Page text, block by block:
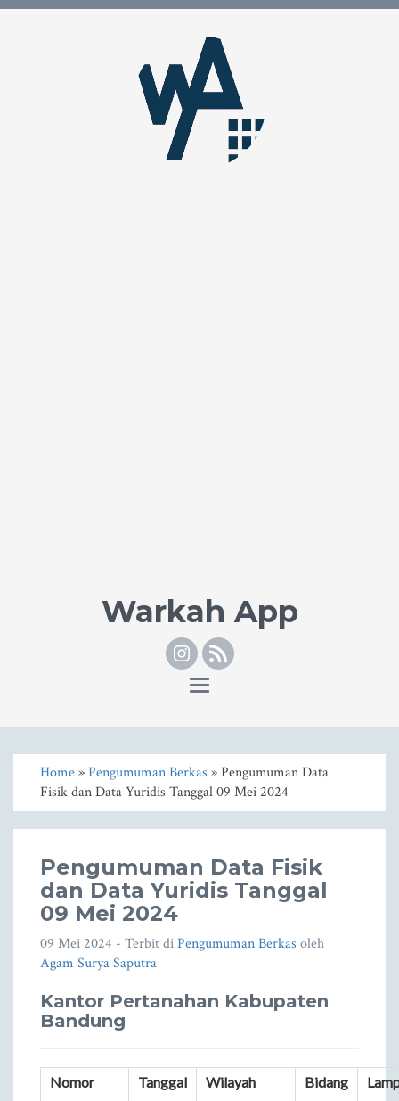
Warkah App
Instagram
RSS
Toggle
Home»Pengumuman Berkas » Pengumuman Data
Fisik dan Data Yuridis Tanggal 09 Mei 2024
Pengumuman Data Fisik
dan Data Yuridis Tanggal
09 Mei 2024
09 Mei 2024 - Terbit diPengumuman Berkas oleh
Agam Surya Saputra
Kantor Pertanahan Kabupaten
Bandung
Nomor Tanggal Wilayah Bidang